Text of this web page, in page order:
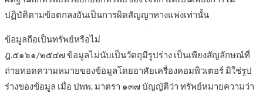
ปฏิบัติตามข้อตกลงอันเป็นการผิดสัญญาทางแพ่งเท่านั้น
ข้อมูลถือเป็นทรัพย์หรือไม่
ฎ.๕๑๖๑/๒๕๔๗ ข้อมูลไม่นับเป็นวัตถุมีรูปร่าง เป็นเพียงสัญลักษณ์ที่
ถ่ายทอดความหมายของข้อมูลโดยอาศัยเครื่องคอมพิวเตอร์ มิใช่รูป
ร่างของข้อมูล เมื่อ ปพพ. มาตรา ๑๓๗ บัญญัติว่า ทรัพย์หมายความว่า